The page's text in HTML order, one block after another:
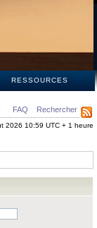
RESSOURCES
FAQ Rechercher
2026 10:59 UTC + 1 heure